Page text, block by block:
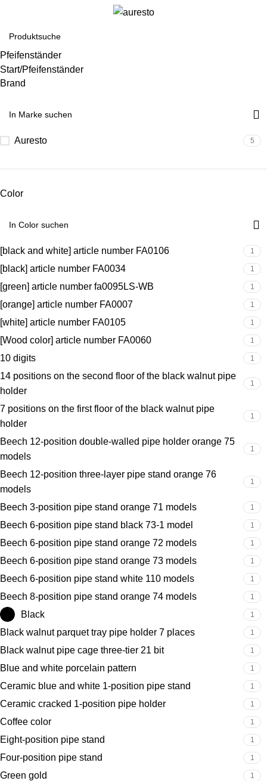
Pfeifenständer
Start Pfeifenständer
Brand
Auresto 5
Color
[black and white] article number FA0106 1
[black] article number FA0034 1
[green] article number fa0095LS-WB 1
[orange] article number FA0007 1
[white] article number FA0105 1
[Wood color] article number FA0060 1
10 digits 1
14 positions on the second floor of the black walnut pipe
holder
1
7 positions on the first floor of the black walnut pipe
holder
1
Beech 12-position double-walled pipe holder orange 75
models
1
Beech 12-position three-layer pipe stand orange 76
models
1
Beech 3-position pipe stand orange 71 models 1
Beech 6-position pipe stand black 73-1 model 1
Beech 6-position pipe stand orange 72 models 1
Beech 6-position pipe stand orange 73 models 1
Beech 6-position pipe stand white 110 models 1
Beech 8-position pipe stand orange 74 models 1
Black 1
Black walnut parquet tray pipe holder 7 places 1
Black walnut pipe cage three-tier 21 bit 1
Blue and white porcelain pattern 1
Ceramic blue and white 1-position pipe stand 1
Ceramic cracked 1-position pipe holder 1
Coffee color 1
Eight-position pipe stand 1
Four-position pipe stand 1
Green gold 1